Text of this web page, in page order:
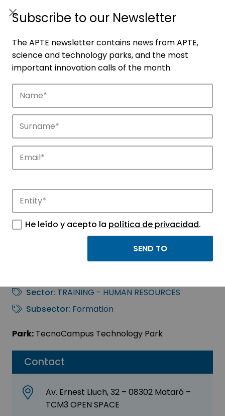
Companies
Discover the companies that drive
innovation in APTE’s parks.
Contact
Av. Ernest Lluch, 32 – 08302 Mataró –
TCM3 OPEN SPACE
Ignasi Pineda
Manzano
Sector: TRAINING - HUMAN RESOURCES
Subsector: Formation
Park: TecnoCampus Technology Park
Subscribe to our Newsletter
The APTE newsletter contains news from APTE,
science and technology parks, and the most
important innovation calls of the month.
He leído y acepto la política de privacidad.